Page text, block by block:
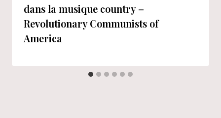
dans la musique country –
Revolutionary Communists of
America